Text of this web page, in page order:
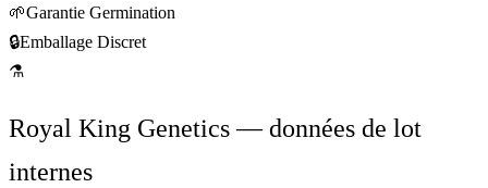
🌱Garantie Germination
🔒Emballage Discret
⚗
Royal King Genetics — données de lot
internes